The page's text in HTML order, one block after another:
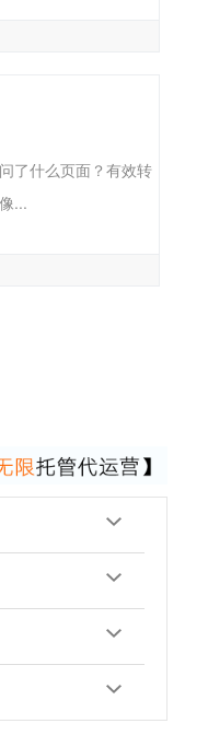
了什么页面？有效转
...